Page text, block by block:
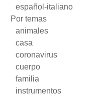
español-italiano
Por temas
animales
casa
coronavirus
cuerpo
familia
instrumentos